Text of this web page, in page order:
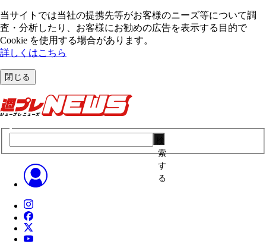
当サイトでは当社の提携先等がお客様のニーズ等について調
査・分析したり、お客様にお勧めの広告を表⽰する⽬的で
Cookie を使⽤する場合があります。
詳しくはこちら
閉じる
索
す
る